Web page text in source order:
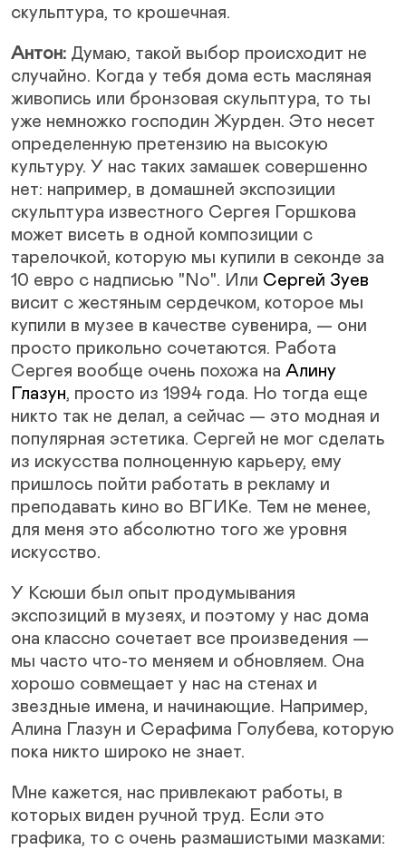
скульптура, то крошечная.
Антон: Думаю, такой выбор происходит не
случайно. Когда у тебя дома есть масляная
живопись или бронзовая скульптура, то ты
уже немножко господин Журден. Это несет
определенную претензию на высокую
культуру. У нас таких замашек совершенно
нет: например, в домашней экспозиции
скульптура известного Сергея Горшкова
может висеть в одной композиции с
тарелочкой, которую мы купили в секонде за
10 евро с надписью "No". Или Сергей Зуев
висит с жестяным сердечком, которое мы
купили в музее в качестве сувенира, — они
просто прикольно сочетаются. Работа
Сергея вообще очень похожа на Алину
Глазун, просто из 1994 года. Но тогда еще
никто так не делал, а сейчас — это модная и
популярная эстетика. Сергей не мог сделать
из искусства полноценную карьеру, ему
пришлось пойти работать в рекламу и
преподавать кино во ВГИКе. Тем не менее,
для меня это абсолютно того же уровня
искусство.
У Ксюши был опыт продумывания
экспозиций в музеях, и поэтому у нас дома
она классно сочетает все произведения —
мы часто что-то меняем и обновляем. Она
хорошо совмещает у нас на стенах и
звездные имена, и начинающие. Например,
Алина Глазун и Серафима Голубева, которую
пока никто широко не знает.
Мне кажется, нас привлекают работы, в
которых виден ручной труд. Если это
графика, то с очень размашистыми мазками: